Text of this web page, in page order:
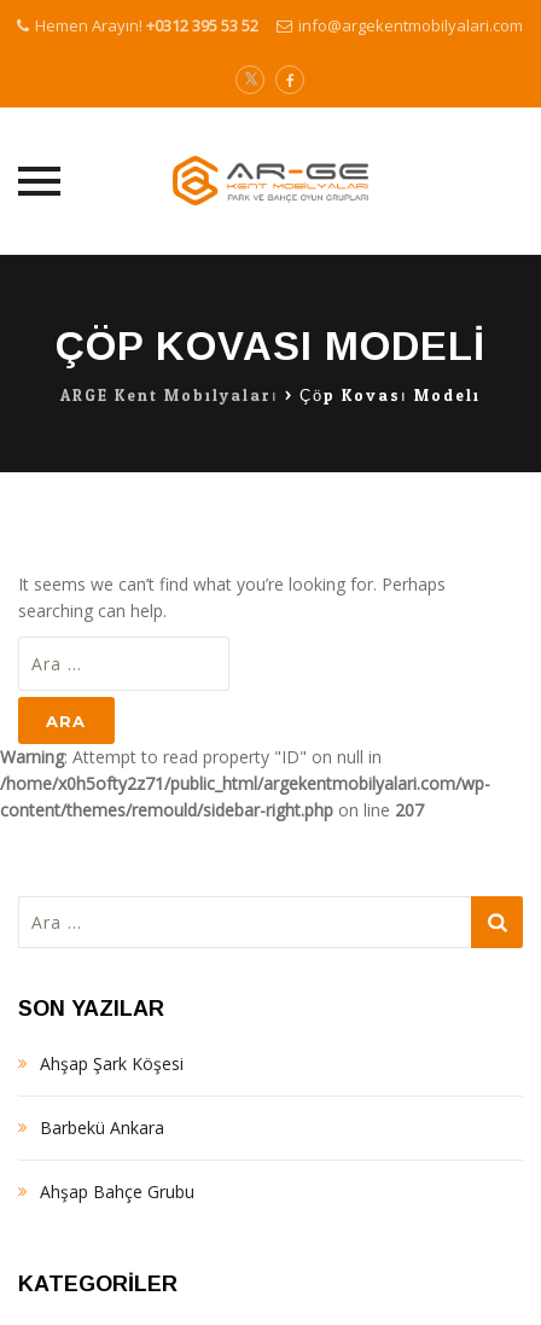
Hemen Arayın! +0312 395 53 52 info@argekentmobilyalari.com
ÇÖP KOVASI MODELI
ARGE Kent Mobilyaları > Çöp Kovası Modeli
It seems we can’t find what you’re looking for. Perhaps
searching can help.
Warning: Attempt to read property "ID" on null in
/home/x0h5ofty2z71/public_html/argekentmobilyalari.com/wp-
content/themes/remould/sidebar-right.php on line 207
SON YAZILAR
Ahşap Şark Köşesi
Barbekü Ankara
Ahşap Bahçe Grubu
KATEGORILER